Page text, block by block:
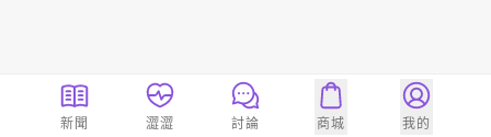
新聞 澀澀 討論 商城 我的